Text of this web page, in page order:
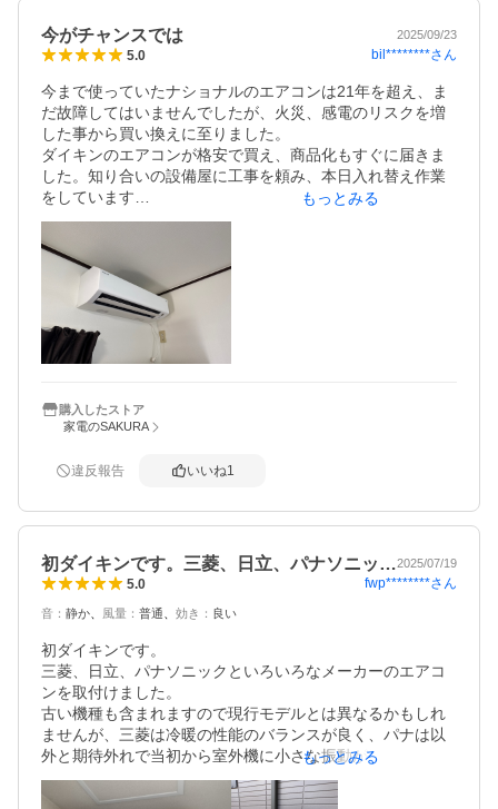
今がチャンスでは 2025/09/23
5.0 bil********さん
今まで使っていたナショナルのエアコンは21年を超え、ま
だ故障してはいませんでしたが、火災、感電のリスクを増
した事から買い換えに至りました。
ダイキンのエアコンが格安で買え、商品化もすぐに届きま
した。知り合いの設備屋に工事を頼み、本日入れ替え作業
をしています
ダイキンの最近エアコンは、非常にスタイリッシュでスリ
ムになりカッコいいです
使いがってはこれからにはなりますが、非常に満足してい
2027年からエアコンは新基準になり価格設定が上がるの
で、今年か来年早めに交換することをおすすめします。こ
んな安くは買えなくなりますよ
また来年は、駆け込みも予想され、最後価格も少し上がる
もっとみる
購入したストア
家電のSAKURA
違反報告 いいね1
初ダイキンです。三菱、日立、パナソニッ…2025/07/19
5.0 fwp********さん
音 ： 静か 風量 ： 普通 効き ： 良い
初ダイキンです。
三菱、日立、パナソニックといろいろなメーカーのエアコ
ンを取付けました。
古い機種も含まれますので現行モデルとは異なるかもしれ
ませんが、三菱は冷暖の性能のバランスが良く、パナは以
外と期待外れで当初から室外機に小さな振動が発生しま
す。コストダウンの影響かもしれません。
日立は暖房能力に優れますが、室外機の熱交換器の霜取り
もっとみる